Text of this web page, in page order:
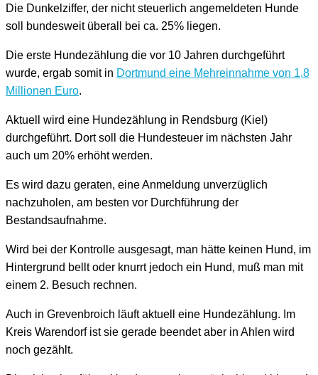
Die Dunkelziffer, der nicht steuerlich angemeldeten Hunde
soll bundesweit überall bei ca. 25% liegen.
Die erste Hundezählung die vor 10 Jahren durchgeführt
wurde, ergab somit in Dortmund eine Mehreinnahme von 1,8
Millionen Euro.
Aktuell wird eine Hundezählung in Rendsburg (Kiel)
durchgeführt. Dort soll die Hundesteuer im nächsten Jahr
auch um 20% erhöht werden.
Es wird dazu geraten, eine Anmeldung unverzüglich
nachzuholen, am besten vor Durchführung der
Bestandsaufnahme.
Wird bei der Kontrolle ausgesagt, man hätte keinen Hund, im
Hintergrund bellt oder knurrt jedoch ein Hund, muß man mit
einem 2. Besuch rechnen.
Auch in Grevenbroich läuft aktuell eine Hundezählung. Im
Kreis Warendorf ist sie gerade beendet aber in Ahlen wird
noch gezählt.